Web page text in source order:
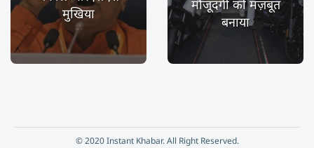
मुखिया
मौजूदगी को मज़बूत
बनाया
© 2020 Instant Khabar. All Right Reserved.